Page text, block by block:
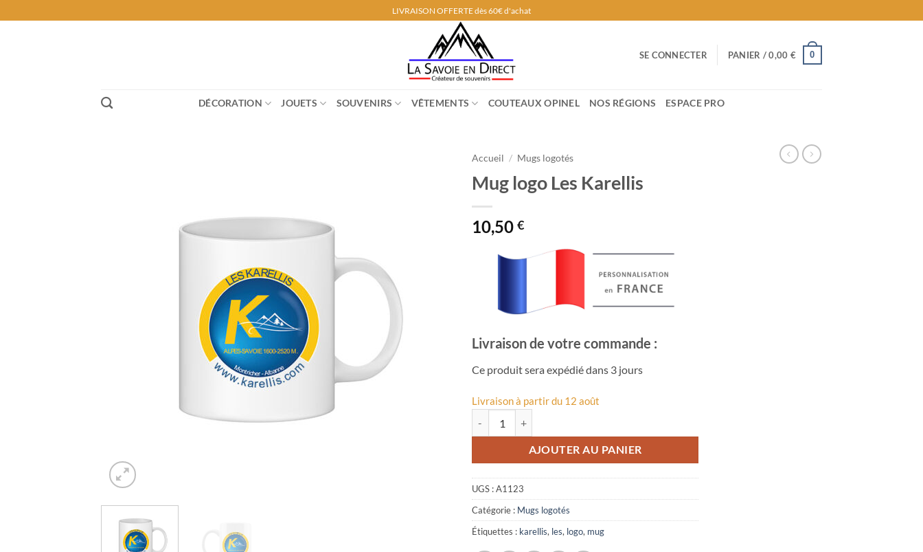
au
LIVRAISON OFFERTE dès 60€ d'achat
SE CONNECTER PANIER /0,00 € 0
DÉCORATION JOUETS SOUVENIRS VÊTEMENTS COUTEAUX OPINEL NOS RÉGIONS ESPACE PRO
Accueil / Mugs logotés
Mug logo Les Karellis
10,50 €
Livraison de votre commande :
Ce produit sera expédié dans 3 jours
Livraison à partir du 12 août
AJOUTER AU PANIER
UGS :A1123
Catégorie : Mugs logotés
Étiquettes : karellis, les, logo, mug